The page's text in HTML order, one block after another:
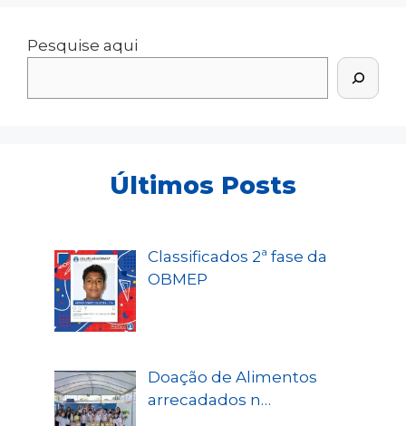
Pesquise aqui
Últimos Posts
Classificados 2ª fase da
OBMEP
Doação de Alimentos
arrecadados n…